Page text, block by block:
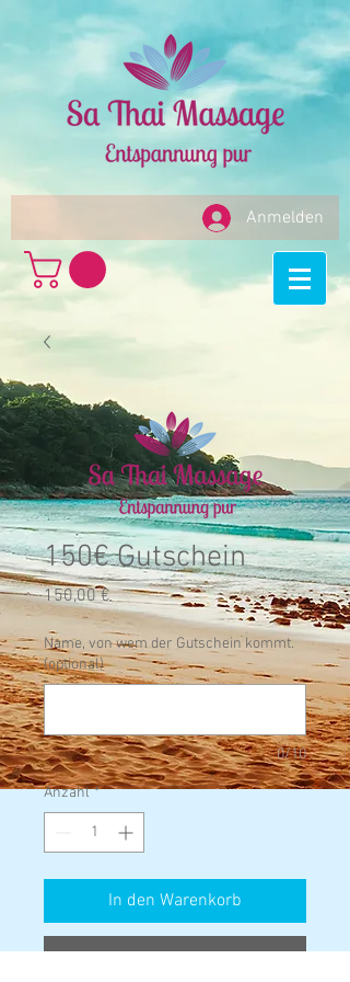
Anmelden
150€ Gutschein
150,00 €Preis
Name, von wem der Gutschein kommt.
(optional)
0/10
Anzahl *
In den Warenkorb
Sofortkauf